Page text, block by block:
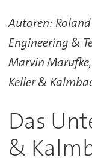
Autoren:
Engineering &
Marvin
Keller &
Das
&